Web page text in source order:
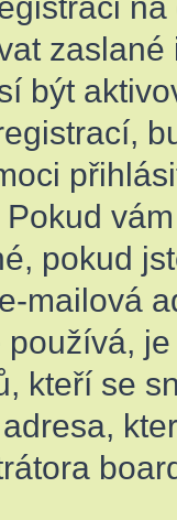
být
pokud
mailová
používá,
kteří se